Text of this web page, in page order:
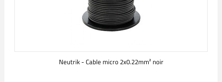
Neutrik - Cable micro 2x0.22mm² noir